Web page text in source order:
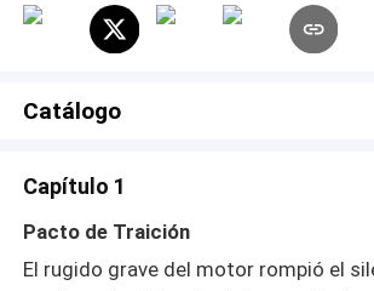
todo. Cuando una de ellas decide
dejarse llevar por sentimientos que no
mentiras, pasión y traición. Andrea
este quinteto convertido en un
Cada decisión puede convertirse en
Catálogo
Capítulo 1
Pacto de Traición
El rugido grave del motor rompió el